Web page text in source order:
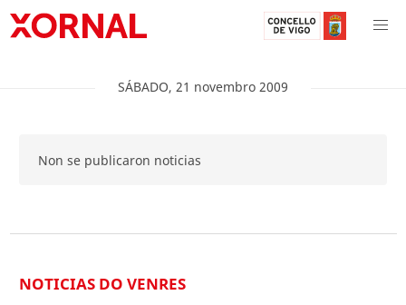
SÁBADO, 21 novembro 2009
Non se publicaron noticias
NOTICIAS DO VENRES